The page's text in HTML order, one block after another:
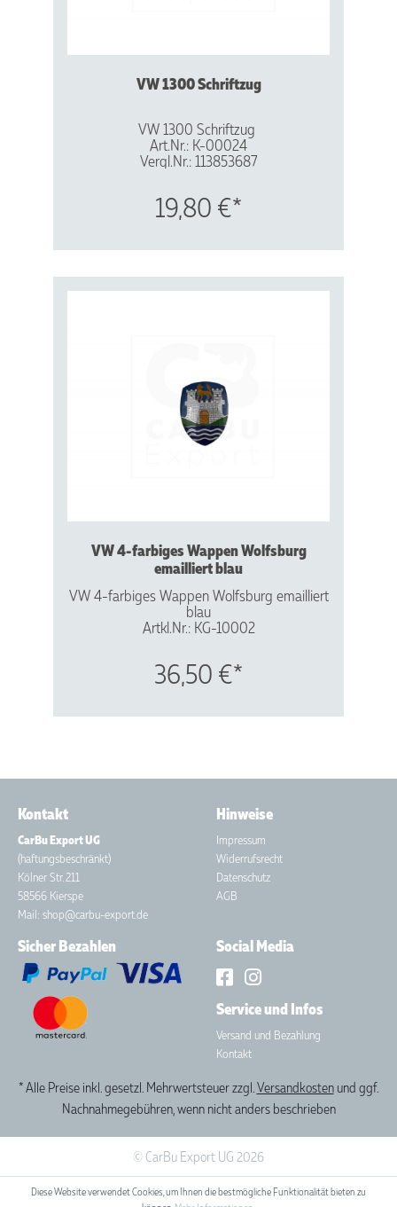
VW 1300 Schriftzug
VW 1300 Schriftzug
Art.Nr.: K-00024
Vergl.Nr.: 113853687
19,80 €*
VW 4-farbiges Wappen Wolfsburg
emailliert blau
VW 4-farbiges Wappen Wolfsburg emailliert
blau
Artkl.Nr.: KG-10002
36,50 €*
Kontakt
CarBu Export UG
(haftungsbeschränkt)
Kölner Str. 211
58566 Kierspe
Mail: shop@carbu-export.de
Hinweise
Impressum
Widerrufsrecht
Datenschutz
AGB
Sicher Bezahlen Social Media
Service und Infos
Versand und Bezahlung
Kontakt
* Alle Preise inkl. gesetzl. Mehrwertsteuer zzgl.Versandkostenund ggf.
Nachnahmegebühren, wenn nicht anders beschrieben
© CarBu Export UG 2026
Diese Website verwendet Cookies, um Ihnen die bestmögliche Funktionalität bieten zu